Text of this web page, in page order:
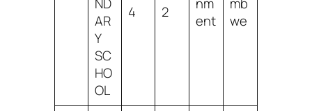
AR
Y
SC
HO
OL
4
2
ent
we